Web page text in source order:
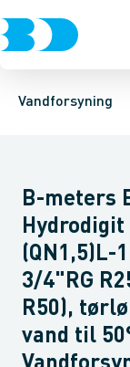
Vandforsyning
Rør & fittings
Målerbrønde
Bi vandmålere
B-meters
Hydrodigit
(QN1,5)L-
3/4"RG
R50),
vand til